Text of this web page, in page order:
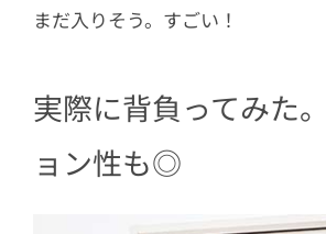
まだ入りそう。すごい！
実際に背負ってみた
ョン性も◎